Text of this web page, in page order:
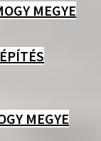
MEGYE
MEGYE